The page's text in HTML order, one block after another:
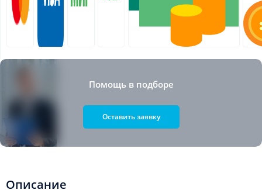
Помощь в подборе
Оставить заявку
Описание